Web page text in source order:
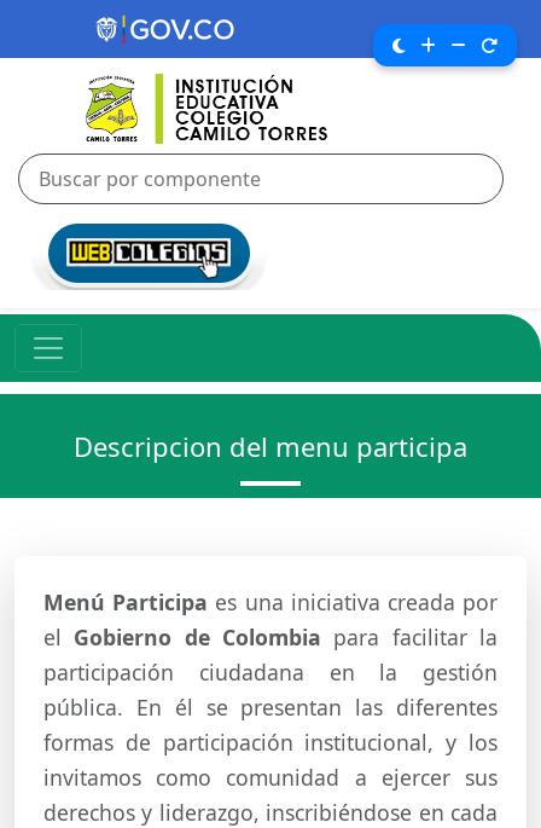
Descripcion del menu participa
Menú Participa es una iniciativa creada por
el Gobierno de Colombia para facilitar la
participación ciudadana en la gestión
pública. En él se presentan las diferentes
formas de participación institucional, y los
invitamos como comunidad a ejercer sus
derechos y liderazgo, inscribiéndose en cada